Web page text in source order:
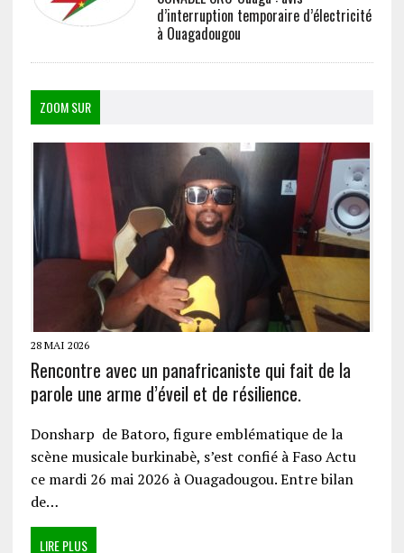
d’interruption temporaire d’électricité
à Ouagadougou
ZOOM SUR
28 MAI 2026
Rencontre avec un panafricaniste qui fait de la
parole une arme d’éveil et de résilience.
Donsharp de Batoro, figure emblématique de la
scène musicale burkinabè, s’est confié à Faso Actu
ce mardi 26 mai 2026 à Ouagadougou. Entre bilan
de…
LIRE PLUS